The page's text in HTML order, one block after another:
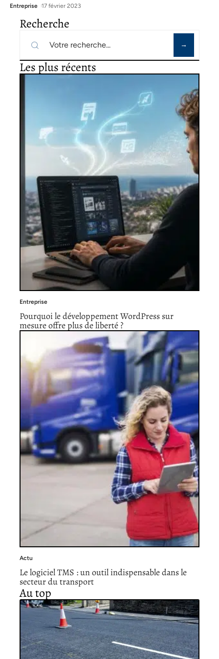
Entreprise 17 février 2023
Recherche
Les plus récents
Entreprise
Pourquoi le développement WordPress sur
mesure offre plus de liberté ?
Actu
Le logiciel TMS : un outil indispensable dans le
secteur du transport
Au top